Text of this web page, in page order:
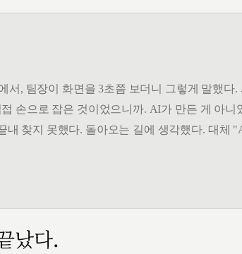
서, 팀장이 화면을 3초쯤 보더니 그렇게 말했다
손으로 잡은 것이었으니까. AI가 만든 게 아
내 찾지 못했다. 돌아오는 길에 생각했다. 대체
났다.